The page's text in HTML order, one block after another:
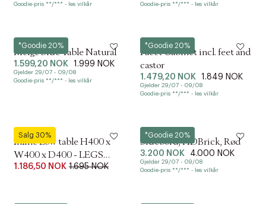
Goodie-pris **/*** - les vilkår
Goodie-pris **/*** - les vilkår
*Goodie 20%
Hübsch
Merge Side Table Natural
1.599,20 NOK 1.999 NOK
Gjelder 29/07 - 09/08
Goodie-pris **/*** - les vilkår
*Goodie 20%
Hay
Facet Cabinet incl. feet and
castor
1.479,20 NOK 1.849 NOK
Gjelder 29/07 - 09/08
Goodie-pris **/*** - les vilkår
Salg 30%
NINE
Inline Low table H400 x
W400 x D400 - LEGS
Stainless steel
1.186,50 NOK 1.695 NOK
*Goodie 20%
House Doctor
Sidebord, HDBrick, Rød
3.200 NOK 4.000 NOK
Gjelder 29/07 - 09/08
Goodie-pris **/*** - les vilkår